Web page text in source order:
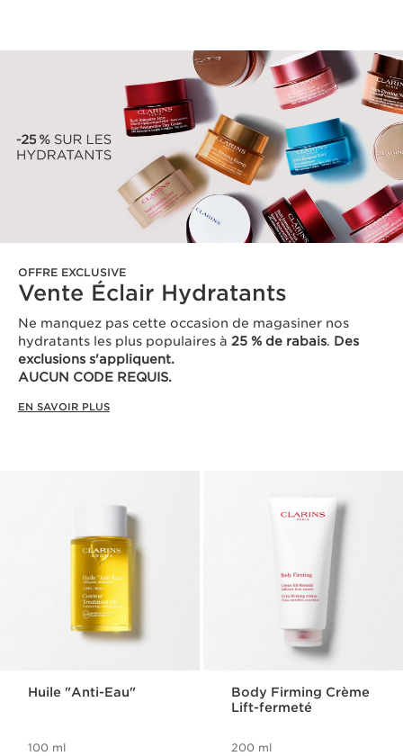
OFFRE EXCLUSIVE
Vente Éclair Hydratants
Ne manquez pas cette occasion de magasiner nos
hydratants les plus populaires à 25 % de rabais. Des
exclusions s'appliquent.
AUCUN CODE REQUIS.
EN SAVOIR PLUS
Huile "Anti-Eau"
100 ml
Body Firming Crème
Lift-fermeté
200 ml